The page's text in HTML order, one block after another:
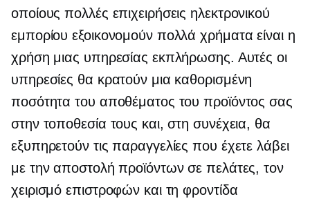
οποίους πολλές επιχειρήσεις ηλεκτρονικού
εμπορίου εξοικονομούν πολλά χρήματα είναι η
χρήση μιας υπηρεσίας εκπλήρωσης. Αυτές οι
υπηρεσίες θα κρατούν μια καθορισμένη
ποσότητα του αποθέματος του προϊόντος σας
στην τοποθεσία τους και, στη συνέχεια, θα
εξυπηρετούν τις παραγγελίες που έχετε λάβει
με την αποστολή προϊόντων σε πελάτες, τον
χειρισμό επιστροφών και τη φροντίδα